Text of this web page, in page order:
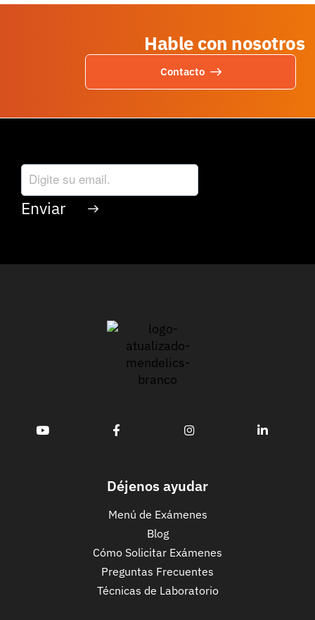
Hable con nosotros
Contacto
Déjenos ayudar
Menú de Exámenes
Blog
Cómo Solicitar Exámenes
Preguntas Frecuentes
Técnicas de Laboratorio